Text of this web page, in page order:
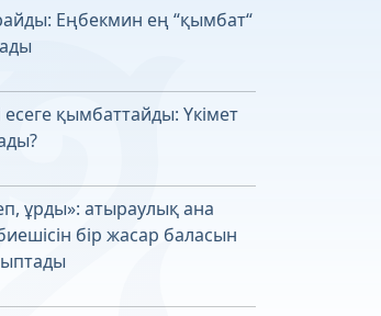
Еңбекмин ең “қымбат“
есеге қымбаттайды: Үкімет
ұрды»: атыраулық ана
бір жасар баласын